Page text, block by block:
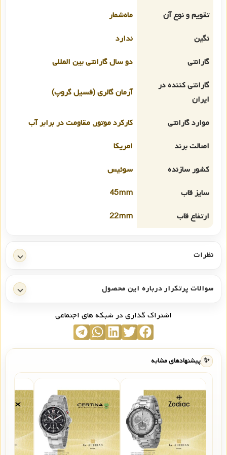
تقویم و نوع آن
ماه‌شمار
نگین
ندارد
گارانتی
دو سال گارانتی بین المللی
گارانتی کننده در
ایران
آرمان گالری (فسیل گروپ)
موارد گارانتی
کارکرد موتور, مقاومت در برابر آب
اصالت برند
امریکا
کشور سازنده
سوئیس
سایز قاب
45mm
ارتفاع قاب
22mm
نظرات
سوالات پرتکرار درباره این محصول
اشتراک گذاری در شبکه های اجتماعی
✨ پیشنهادهای مشابه